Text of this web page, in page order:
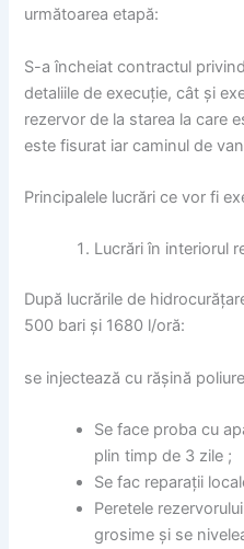
următoarea etapă:
S-a încheiat contractul
detaliile de execuție, cât și
rezervor de la starea la care
este fisurat iar caminul de
Principalele lucrări ce vor fi
Lucrări în interiorul
După lucrările de
500 bari și 1680 l/oră:
se injectează cu rășină
Se face proba cu
plin timp de 3 zile ;
Se fac reparații
Peretele
grosime și se